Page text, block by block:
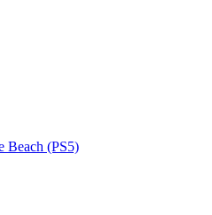
Beach (PS5)